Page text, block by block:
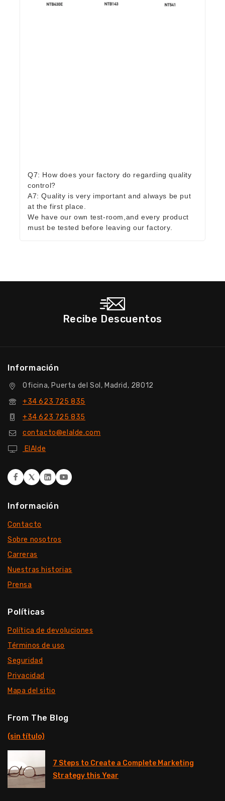
Q7: How does your factory do regarding quality
control?
A7: Quality is very important and always be put
at the first place.
We have our own test-room,and every product
must be tested before leaving our factory.
Recibe Descuentos
Información
Oficina, Puerta del Sol, Madrid, 28012
+34 623 725 835
+34 623 725 835
contacto@elalde.com
ElAlde
Información
Contacto
Sobre nosotros
Carreras
Nuestras historias
Prensa
Políticas
Política de devoluciones
Términos de uso
Seguridad
Privacidad
Mapa del sitio
From The Blog
(sin título)
7 Steps to Create a Complete Marketing
Strategy this Year